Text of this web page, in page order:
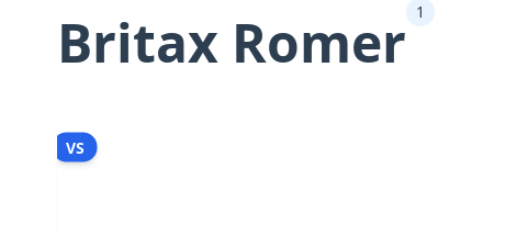
Britax Romer 1
VS